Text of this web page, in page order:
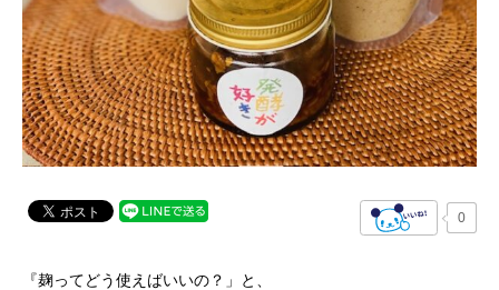
0
『麹ってどう使えばいいの？」と、